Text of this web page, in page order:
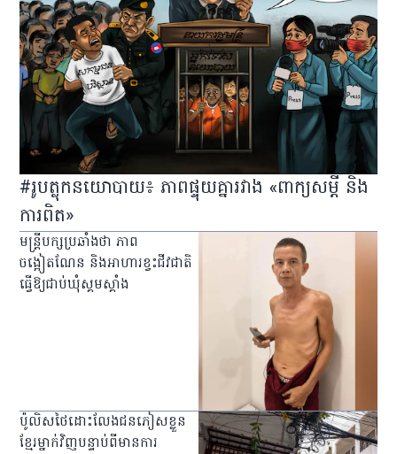
#រូបត្លុកនយោបាយ៖ ភាពផ្ទុយគ្នារវាង «ពាក្យសម្ដី និង
ការពិត»
មន្ត្រីបក្សប្រឆាំងថា ភាព
ចង្អៀតណែន និងអាហារខ្វះជីវជាតិ
ធ្វើឱ្យជាប់ឃុំស្គមស្គាំង
ប៉ូលិសថៃដោះលែងជនភៀសខ្លួន
ខ្មែរម្នាក់វិញបន្ទាប់ពីមានការ